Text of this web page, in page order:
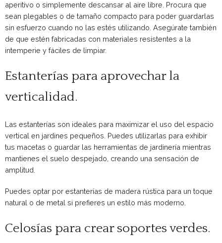
aperitivo o simplemente descansar al aire libre. Procura que
sean plegables o de tamaño compacto para poder guardarlas
sin esfuerzo cuando no las estés utilizando. Asegúrate también
de que estén fabricadas con materiales resistentes a la
intemperie y fáciles de limpiar.
Estanterías para aprovechar la
verticalidad.
Las estanterías son ideales para maximizar el uso del espacio
vertical en jardines pequeños. Puedes utilizarlas para exhibir
tus macetas o guardar las herramientas de jardinería mientras
mantienes el suelo despejado, creando una sensación de
amplitud.
Puedes optar por estanterías de madera rústica para un toque
natural o de metal si prefieres un estilo más moderno.
Celosías para crear soportes verdes.